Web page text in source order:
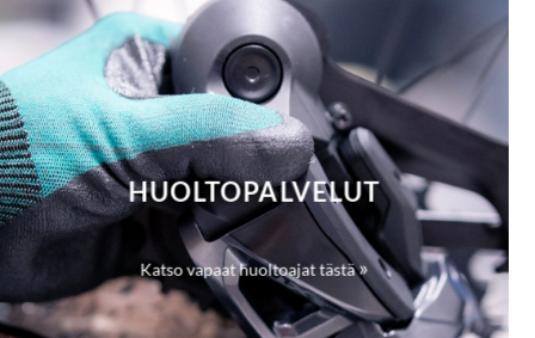
HUOLTOPALVELUT
Katso vapaat huoltoajat tästä»